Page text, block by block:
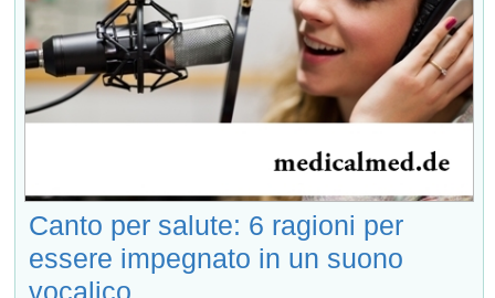
Canto per salute: 6 ragioni per
essere impegnato in un suono
vocalico